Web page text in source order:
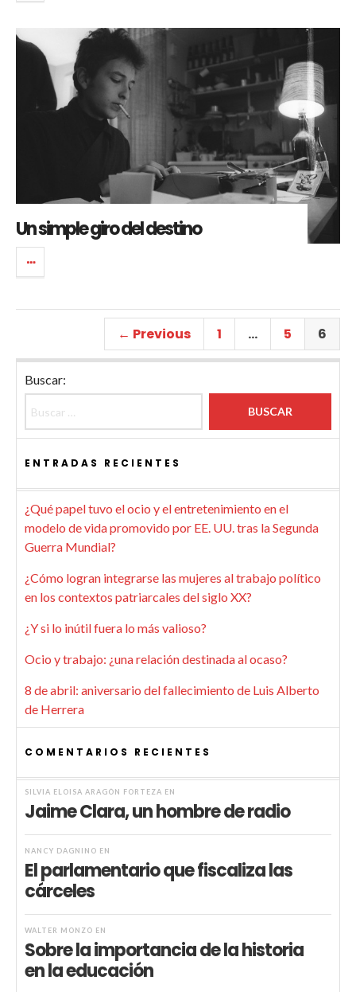
Un simple giro del destino
← Previous 1 … 5 6
Buscar:
ENTRADAS RECIENTES
¿Qué papel tuvo el ocio y el entretenimiento en el
modelo de vida promovido por EE. UU. tras la Segunda
Guerra Mundial?
¿Cómo logran integrarse las mujeres al trabajo político
en los contextos patriarcales del siglo XX?
¿Y si lo inútil fuera lo más valioso?
Ocio y trabajo: ¿una relación destinada al ocaso?
8 de abril: aniversario del fallecimiento de Luis Alberto
de Herrera
COMENTARIOS RECIENTES
SILVIA ELOISA ARAGÓN FORTEZA EN
Jaime Clara, un hombre de radio
NANCY DAGNINO EN
El parlamentario que fiscaliza las
cárceles
WALTER MONZÓ EN
Sobre la importancia de la historia
en la educación